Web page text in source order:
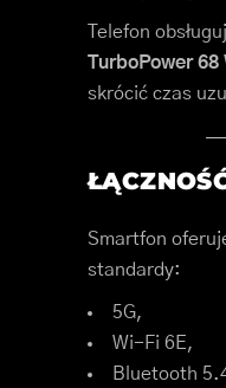
Telefon
TurboPower 68
skrócić czas
Smartfon
standardy:
5G,
Wi-Fi 6E,
Bluetooth